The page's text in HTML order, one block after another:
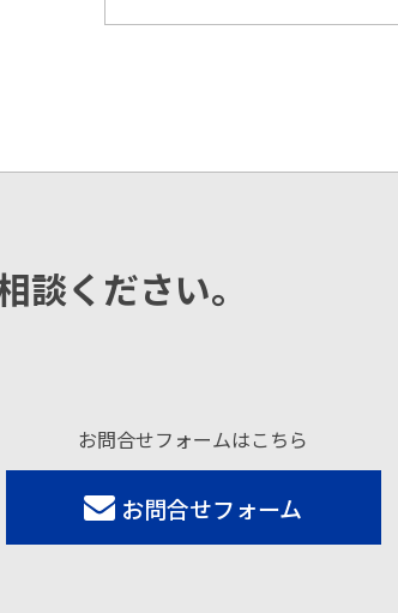
談ください。
お問合せフォームはこちら
お問合せフォーム